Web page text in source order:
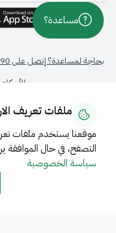
ملفات تعريف
موقعنا يستخدم ملفات
التصفح، في حال الموافقة
سياسة الخصوصية
بحاجة لمساعدة؟ إتصل على 19990
والأحكام
تحت
مساعدة؟